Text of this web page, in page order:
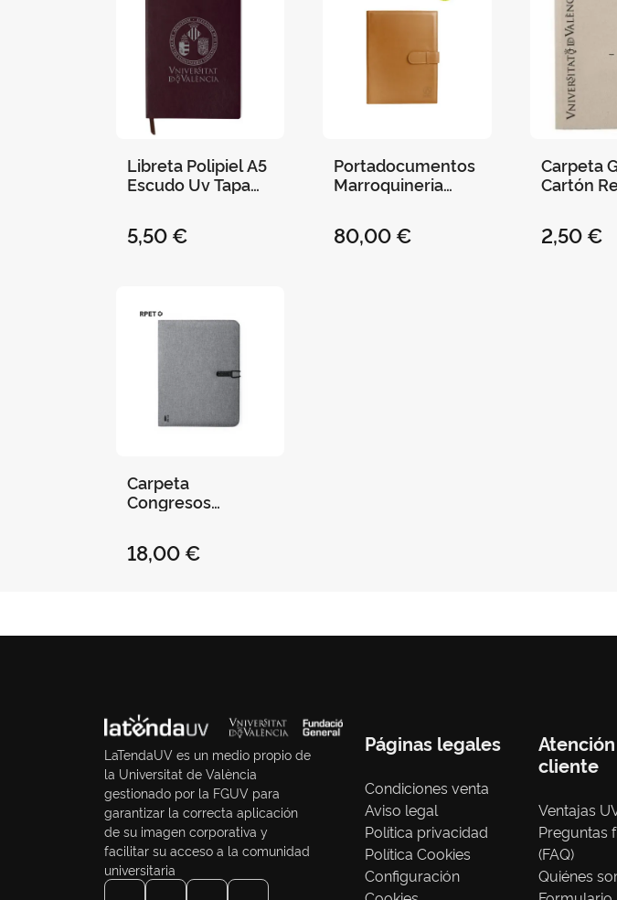
Libreta Polipiel A5
Escudo Uv Tapa
21Cm Burdeos
5,50 €
Portadocumentos
Marroquineria
València" 32 X 23,5
80,00 €
Carpeta
Cartón
2,50 €
Carpeta
Congresos
València -
18,00 €
LaTendaUV es un medio propio de
la Universitat de València
gestionado por la FGUV para
garantizar la correcta aplicación
de su imagen corporativa y
facilitar su acceso a la comunidad
universitaria
Páginas legales
Condiciones venta
Aviso legal
Política privacidad
Política Cookies
Configuración
cliente
Ventajas
Preguntas
(FAQ)
Quiénes